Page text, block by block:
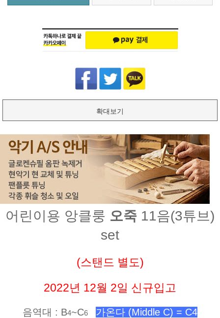
확대보기
어린이용 앙클룽 오죽 11음(3튜브)
set
(스탠드 별도)
2022년 12월 2일 신규입고
음역대 : B4~C6 가온다 (Middle C) = C4